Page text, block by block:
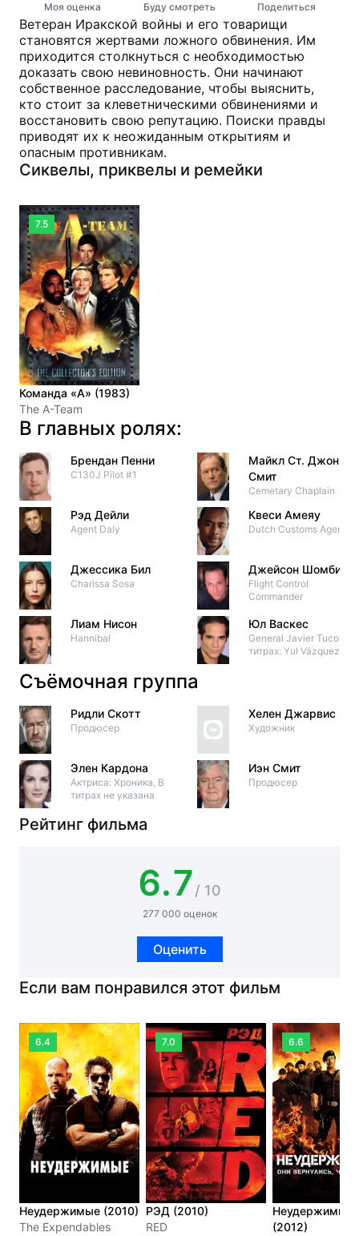
Моя оценка Буду смотреть Поделиться
Ветеран Иракской войны и его товарищи
становятся жертвами ложного обвинения. Им
приходится столкнуться с необходимостью
доказать свою невиновность. Они начинают
собственное расследование, чтобы выяснить,
кто стоит за клеветническими обвинениями и
восстановить свою репутацию. Поиски правды
приводят их к неожиданным открытиям и
опасным противникам.
Сиквелы, приквелы и ремейки
7.5
Команда «А» (1983)
The A-Team
В главных ролях:
Брендан Пенни
C130J Pilot #1
Рэд Дейли
Agent Daly
Джессика Бил
Charissa Sosa
Лиам Нисон
Hannibal
Майкл Ст. Джон
Смит
Cemetary Chaplain
Квеси Амеяу
Dutch Customs Agent #1
Джейсон Шомбинг
Flight Control
Commander
Юл Васкес
General Javier Tuco (в
титрах: Yul Vázquez)
Съёмочная группа
Ридли Скотт
Продюсер
Элен Кардона
Актриса: Хроника, В
титрах не указана
Хелен Джарвис
Художник
Иэн Смит
Продюсер
Рейтинг фильма
6.7/ 10
277 000 оценок
Оценить
Если вам понравился этот фильм
6.4
Неудержимые (2010)
The Expendables
7.0
РЭД (2010)
RED
6.6
Неудержимые
(2012)